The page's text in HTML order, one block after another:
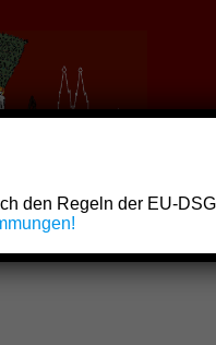
den Regeln der EU-